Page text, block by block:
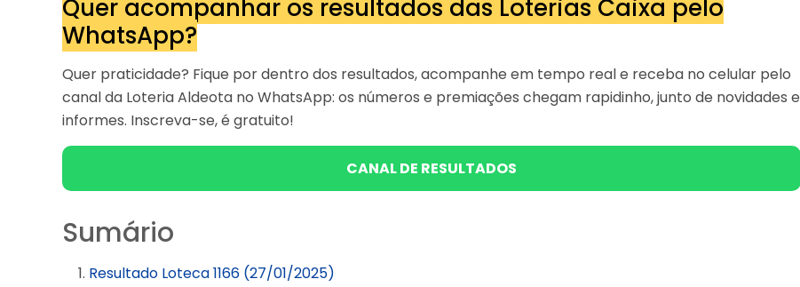
Quer acompanhar os resultados das Loterias Caixa pelo
WhatsApp?
Quer praticidade? Fique por dentro dos resultados, acompanhe em tempo real e receba no celular pelo
canal da Loteria Aldeota no WhatsApp: os números e premiações chegam rapidinho, junto de novidades e
informes. Inscreva-se, é gratuito!
CANAL DE RESULTADOS
Sumário
Resultado Loteca 1166 (27/01/2025)